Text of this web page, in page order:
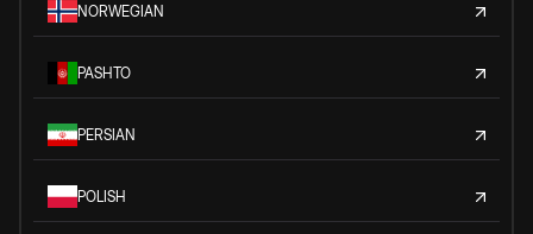
NORWEGIAN
PASHTO
PERSIAN
POLISH